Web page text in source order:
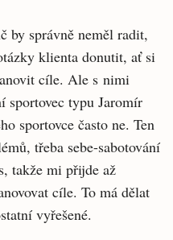
by správně neměl radit,
klienta donutit, ať si
cíle. Ale s nimi
sportovec typu Jaromír
sportovce často ne. Ten
třeba sebe-sabotování
takže mi přijde až
cíle. To má dělat
vyřešené.